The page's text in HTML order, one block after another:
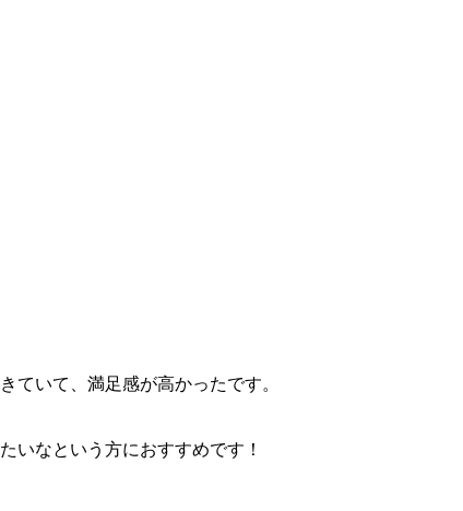
ていて、満足感が高かったです。
いなという方におすすめです！